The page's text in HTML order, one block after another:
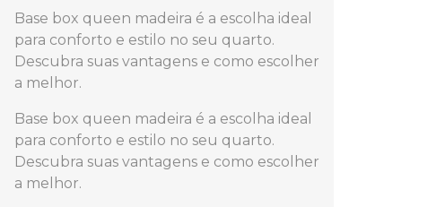
Base box queen madeira é a escolha ideal
para conforto e estilo no seu quarto.
Descubra suas vantagens e como escolher
a melhor.
Base box queen madeira é a escolha ideal
para conforto e estilo no seu quarto.
Descubra suas vantagens e como escolher
a melhor.